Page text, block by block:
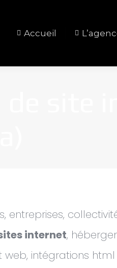
Accueil
entreprises,
internet,
intégrations